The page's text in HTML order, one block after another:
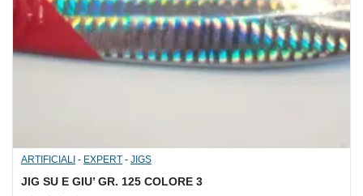
ARTIFICIALI - EXPERT - JIGS
JIG SU E GIU’ GR. 125 COLORE 3